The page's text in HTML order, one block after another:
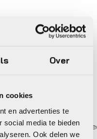
Over
cookies
en advertenties te
social media te bieden
Ook delen we
werkplaats met